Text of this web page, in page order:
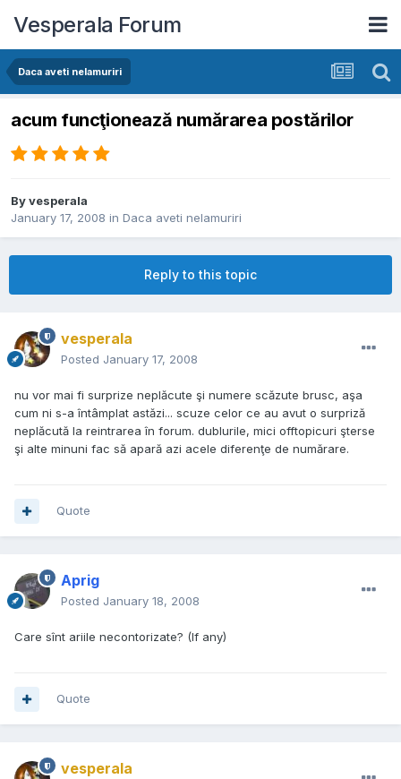
Vesperala Forum
Daca aveti nelamuriri
acum funcţionează numărarea postărilor
Byvesperala
January 17, 2008 in Daca aveti nelamuriri
Reply to this topic
vesperala
Posted January 17, 2008
nu vor mai fi surprize neplăcute şi numere scăzute brusc, aşa
cum ni s-a întâmplat astăzi... scuze celor ce au avut o surpriză
neplăcută la reintrarea în forum. dublurile, mici offtopicuri şterse
şi alte minuni fac să apară azi acele diferenţe de numărare.
Quote
Aprig
Posted January 18, 2008
Care sînt ariile necontorizate? (If any)
Quote
vesperala